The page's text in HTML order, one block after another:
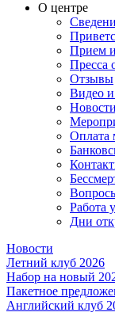
О центре
Прием
Пресса
Отзывы
Видео
Новости
Оплата
Работа
Дни
Новости
Летний клуб 2026
Набор на новый
Пакетное
Английский клуб